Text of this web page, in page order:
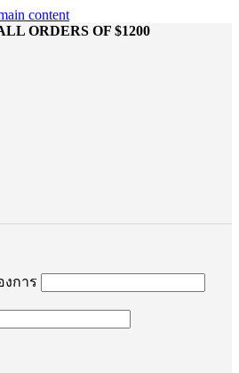
content
ORDERS OF $1200
งการ